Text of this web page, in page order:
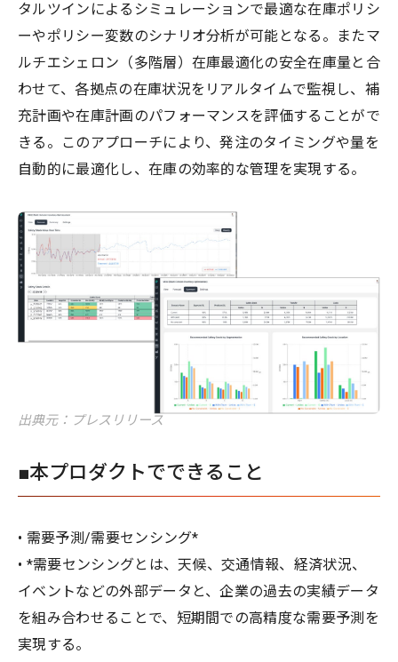
タルツインによるシミュレーションで最適な在庫ポリシ
ーやポリシー変数のシナリオ分析が可能となる。またマ
ルチエシェロン（多階層）在庫最適化の安全在庫量と合
わせて、各拠点の在庫状況をリアルタイムで監視し、補
充計画や在庫計画のパフォーマンスを評価することがで
きる。このアプローチにより、発注のタイミングや量を
自動的に最適化し、在庫の効率的な管理を実現する。
出典元：プレスリリース
■本プロダクトでできること
• 需要予測/需要センシング*
• *需要センシングとは、天候、交通情報、経済状況、
イベントなどの外部データと、企業の過去の実績データ
を組み合わせることで、短期間での高精度な需要予測を
実現する。